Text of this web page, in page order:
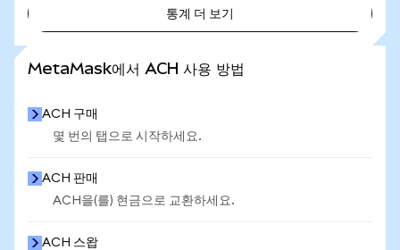
통계 더 보기
MetaMask에서 ACH 사용 방법
ACH 구매
몇 번의 탭으로 시작하세요.
ACH 판매
ACH을(를) 현금으로 교환하세요.
ACH 스왑